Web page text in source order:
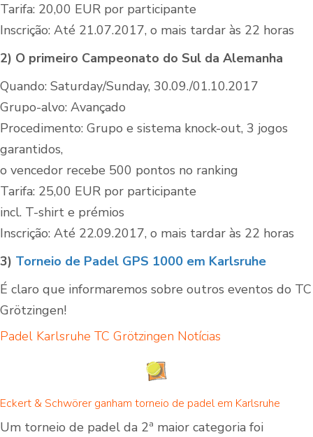
Tarifa: 20,00 EUR por participante
Inscrição: Até 21.07.2017, o mais tardar às 22 horas
2) O primeiro Campeonato do Sul da Alemanha
Quando: Saturday/Sunday, 30.09./01.10.2017
Grupo-alvo: Avançado
Procedimento: Grupo e sistema knock-out, 3 jogos
garantidos,
o vencedor recebe 500 pontos no ranking
Tarifa: 25,00 EUR por participante
incl. T-shirt e prémios
Inscrição: Até 22.09.2017, o mais tardar às 22 horas
3) Torneio de Padel GPS 1000 em Karlsruhe
É claro que informaremos sobre outros eventos do TC
Grötzingen!
Padel Karlsruhe TC Grötzingen Notícias
Eckert & Schwörer ganham torneio de padel em Karlsruhe
Um torneio de padel da 2ª maior categoria foi